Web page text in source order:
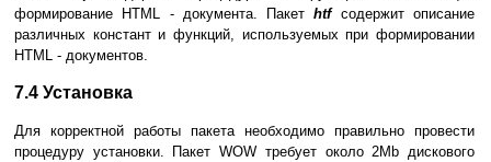
формирование HTML - документа. Пакетhtfсодержит описание
различных констант и функций, используемых при формировании
HTML - документов.
7.4 Установка
Для корректной работы пакета необходимо правильно провести
процедуру установки. Пакет WOW требует около 2Mb дискового